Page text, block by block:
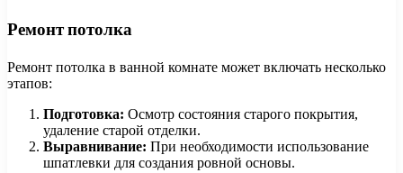
Ремонт потолка
Ремонт потолка в ванной комнате может включать несколько
этапов:
Подготовка: Осмотр состояния старого покрытия,
удаление старой отделки.
Выравнивание: При необходимости использование
шпатлевки для создания ровной основы.